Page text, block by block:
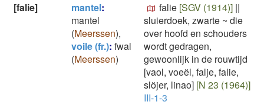
[falie]
mantel:
mantel
(Meerssen),
voile (fr.): fwal
(Meerssen)
falie [SGV (1914)] ||
sluierdoek, zwarte ~ die
over hoofd en schouders
wordt gedragen,
gewoonlijk in de rouwtijd
[vaol, voeël, falje, falie,
slöjer, linao] [N 23 (1964)]
III-1-3